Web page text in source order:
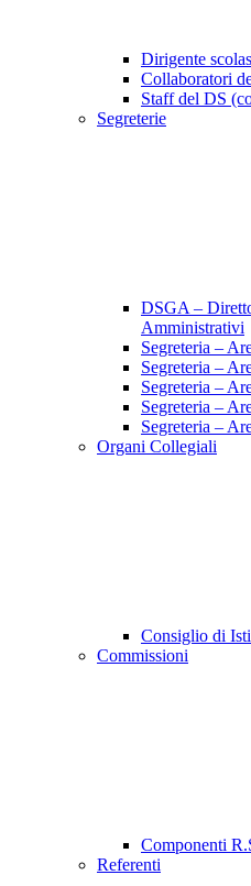
Dirigente
Collaboratori
Staff del DS
Segreterie
DSGA –
Amministrativi
Segreteria –
Segreteria –
Segreteria –
Segreteria –
Segreteria –
Organi Collegiali
Consiglio di
Commissioni
Componenti
Referenti